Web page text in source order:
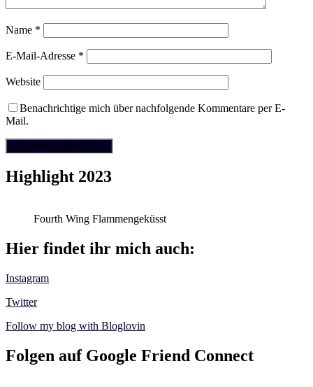
Name *
E-Mail-Adresse *
Website
Benachrichtige mich über nachfolgende Kommentare per E-
Mail.
Highlight 2023
Fourth Wing Flammengeküsst
Hier findet ihr mich auch:
Instagram
Twitter
Follow my blog with Bloglovin
Folgen auf Google Friend Connect